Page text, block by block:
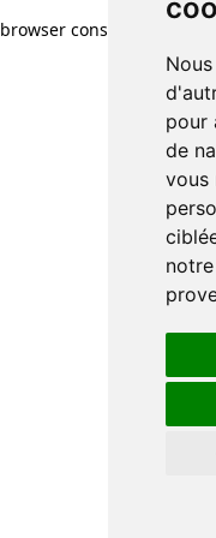
pour
de
vous
browser console for more